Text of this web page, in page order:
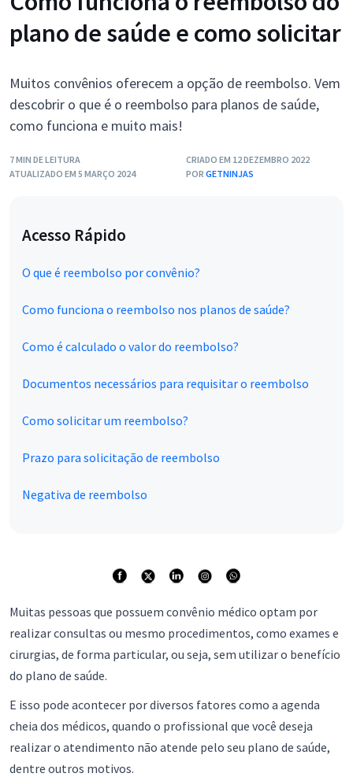
plano de saúde e como solicitar
Muitos convênios oferecem a opção de reembolso. Vem
descobrir o que é o reembolso para planos de saúde,
como funciona e muito mais!
7 MIN DE LEITURA
CRIADO EM 12 DEZEMBRO 2022
ATUALIZADO EM 5 MARÇO 2024
POR GETNINJAS
Acesso Rápido
O que é reembolso por convênio?
Como funciona o reembolso nos planos de saúde?
Como é calculado o valor do reembolso?
Documentos necessários para requisitar o reembolso
Como solicitar um reembolso?
Prazo para solicitação de reembolso
Negativa de reembolso
Muitas pessoas que possuem convênio médico optam por
realizar consultas ou mesmo procedimentos, como exames e
cirurgias, de forma particular, ou seja, sem utilizar o benefício
do plano de saúde.
E isso pode acontecer por diversos fatores como a agenda
cheia dos médicos, quando o profissional que você deseja
realizar o atendimento não atende pelo seu plano de saúde,
dentre outros motivos.